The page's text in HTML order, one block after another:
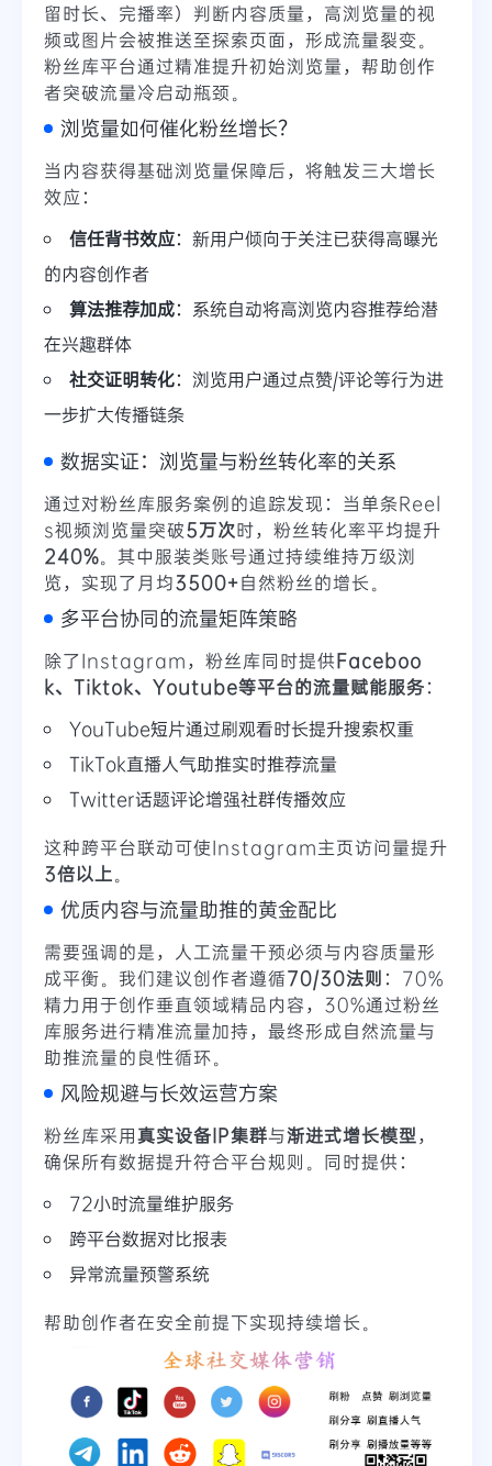
留时长、完播率）判断内容质量，高浏览量的视
频或图片会被推送至探索页面，形成流量裂变。
粉丝库平台通过精准提升初始浏览量，帮助创作
者突破流量冷启动瓶颈。
浏览量如何催化粉丝增长？
当内容获得基础浏览量保障后，将触发三大增长
效应：
信任背书效应：新用户倾向于关注已获得高曝光
的内容创作者
算法推荐加成：系统自动将高浏览内容推荐给潜
在兴趣群体
社交证明转化：浏览用户通过点赞/评论等行为进
一步扩大传播链条
数据实证：浏览量与粉丝转化率的关系
通过对粉丝库服务案例的追踪发现：当单条Reel
s视频浏览量突破5万次时，粉丝转化率平均提升
240%。其中服装类账号通过持续维持万级浏
览，实现了月均3500+自然粉丝的增长。
多平台协同的流量矩阵策略
除了Instagram，粉丝库同时提供Faceboo
k、Tiktok、Youtube等平台的流量赋能服务：
YouTube短片通过刷观看时长提升搜索权重
TikTok直播人气助推实时推荐流量
Twitter话题评论增强社群传播效应
这种跨平台联动可使Instagram主页访问量提升
3倍以上 。
优质内容与流量助推的黄金配比
需要强调的是，人工流量干预必须与内容质量形
成平衡。我们建议创作者遵循70/30法则 ：70%
精力用于创作垂直领域精品内容，30%通过粉丝
库服务进行精准流量加持，最终形成自然流量与
助推流量的良性循环。
风险规避与长效运营方案
粉丝库采用真实设备IP集群与渐进式增长模型，
确保所有数据提升符合平台规则。同时提供：
72小时流量维护服务
跨平台数据对比报表
异常流量预警系统
帮助创作者在安全前提下实现持续增长。